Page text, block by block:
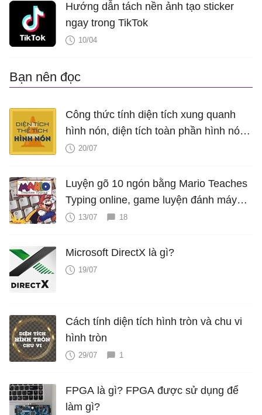
Hướng dẫn tách nền ảnh tạo sticker
ngay trong TikTok
10/04
Bạn nên đọc
Công thức tính diện tích xung quanh
hình nón, diện tích toàn phần hình nón,
thể tích hình nón, V nón
20/07
Luyện gõ 10 ngón bằng Mario Teaches
Typing online, game luyện đánh máy
cực hấp dẫn
13/07 18
Microsoft DirectX là gì?
19/07
Cách tính diện tích hình tròn và chu vi
hình tròn
29/07 1
FPGA là gì? FPGA được sử dụng để
làm gì?